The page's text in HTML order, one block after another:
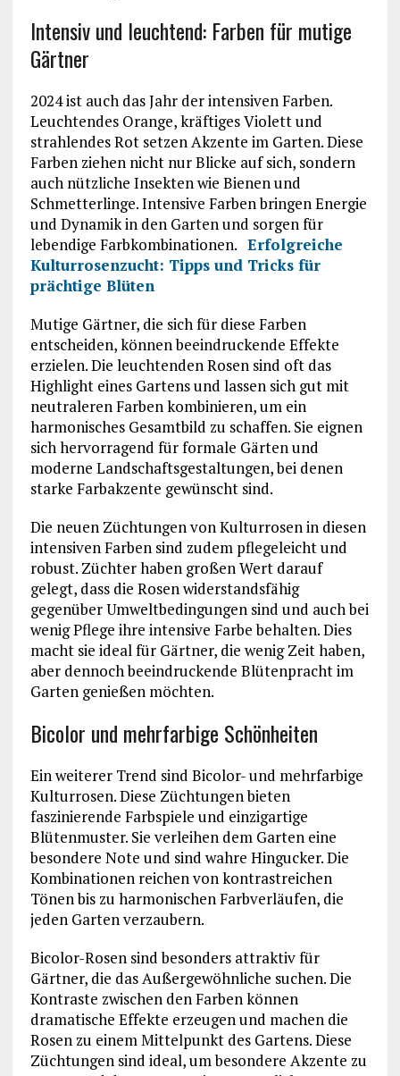
Intensiv und leuchtend: Farben für mutige
Gärtner
2024 ist auch das Jahr der intensiven Farben.
Leuchtendes Orange, kräftiges Violett und
strahlendes Rot setzen Akzente im Garten. Diese
Farben ziehen nicht nur Blicke auf sich, sondern
auch nützliche Insekten wie Bienen und
Schmetterlinge. Intensive Farben bringen Energie
und Dynamik in den Garten und sorgen für
lebendige Farbkombinationen. Erfolgreiche
Kulturrosenzucht: Tipps und Tricks für
prächtige Blüten
Mutige Gärtner, die sich für diese Farben
entscheiden, können beeindruckende Effekte
erzielen. Die leuchtenden Rosen sind oft das
Highlight eines Gartens und lassen sich gut mit
neutraleren Farben kombinieren, um ein
harmonisches Gesamtbild zu schaffen. Sie eignen
sich hervorragend für formale Gärten und
moderne Landschaftsgestaltungen, bei denen
starke Farbakzente gewünscht sind.
Die neuen Züchtungen von Kulturrosen in diesen
intensiven Farben sind zudem pflegeleicht und
robust. Züchter haben großen Wert darauf
gelegt, dass die Rosen widerstandsfähig
gegenüber Umweltbedingungen sind und auch bei
wenig Pflege ihre intensive Farbe behalten. Dies
macht sie ideal für Gärtner, die wenig Zeit haben,
aber dennoch beeindruckende Blütenpracht im
Garten genießen möchten.
Bicolor und mehrfarbige Schönheiten
Ein weiterer Trend sind Bicolor- und mehrfarbige
Kulturrosen. Diese Züchtungen bieten
faszinierende Farbspiele und einzigartige
Blütenmuster. Sie verleihen dem Garten eine
besondere Note und sind wahre Hingucker. Die
Kombinationen reichen von kontrastreichen
Tönen bis zu harmonischen Farbverläufen, die
jeden Garten verzaubern.
Bicolor-Rosen sind besonders attraktiv für
Gärtner, die das Außergewöhnliche suchen. Die
Kontraste zwischen den Farben können
dramatische Effekte erzeugen und machen die
Rosen zu einem Mittelpunkt des Gartens. Diese
Züchtungen sind ideal, um besondere Akzente zu